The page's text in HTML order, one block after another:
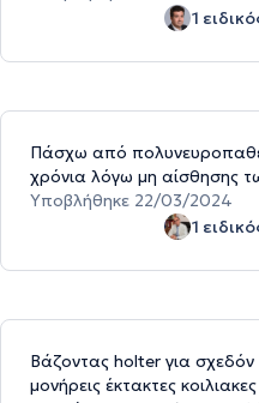
1
Πάσχω από
χρόνια λόγω μη αίσθησης
Υποβλήθηκε 22/03/2024
1
Βάζοντας holter για σχεδόν
μονήρεις έκτακτες